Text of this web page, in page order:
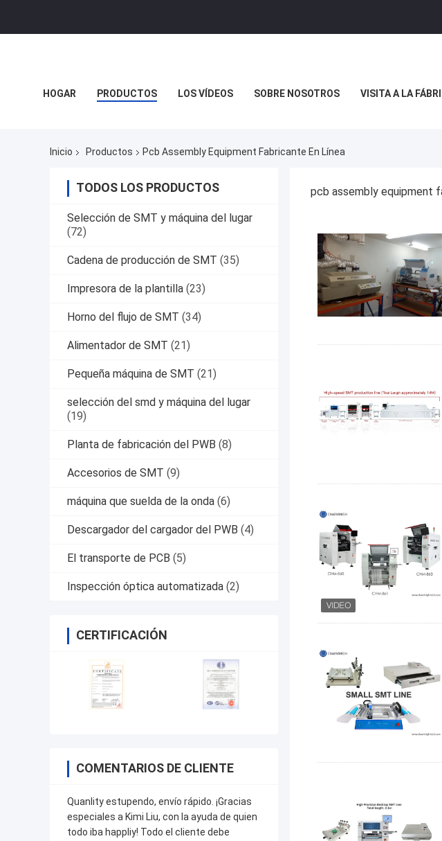
HOGAR PRODUCTOS LOS VÍDEOS SOBRE NOSOTROS VISITA A LA
Inicio Productos Pcb Assembly Equipment Fabricante En Línea
TODOS LOS PRODUCTOS
Selección de SMT y máquina del lugar
(72)
Cadena de producción de SMT (35)
Impresora de la plantilla (23)
Horno del flujo de SMT (34)
Alimentador de SMT (21)
Pequeña máquina de SMT (21)
selección del smd y máquina del lugar
(19)
Planta de fabricación del PWB (8)
Accesorios de SMT (9)
máquina que suelda de la onda (6)
Descargador del cargador del PWB (4)
El transporte de PCB (5)
Inspección óptica automatizada (2)
CERTIFICACIÓN
COMENTARIOS DE CLIENTE
Quanlity estupendo, envío rápido. ¡Gracias
especiales a Kimi Liu, con la ayuda de quien
todo iba happliy! Todo el cliente debe
pcb assembly equipment